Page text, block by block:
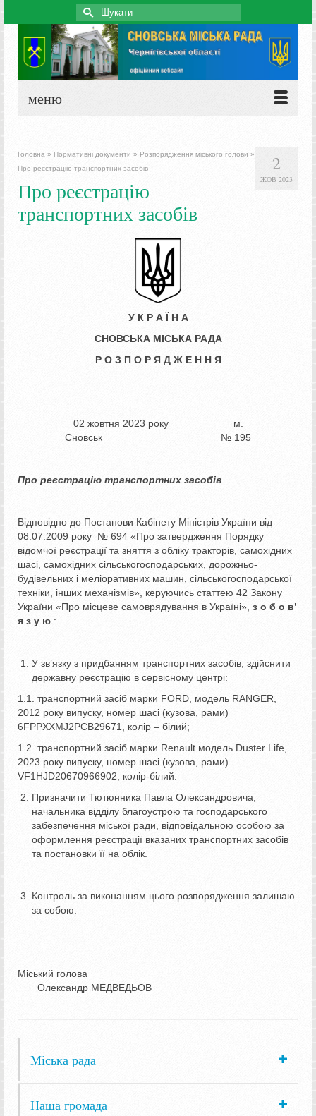
Search
for:
меню
2
ЖОВ 2023
Головна » Нормативні документи » Розпорядження міського голови »
Про реєстрацію транспортних засобів
Про реєстрацію
транспортних засобів
У К Р А Ї Н А
СНОВСЬКА МІСЬКА РАДА
Р О З П О Р Я Д Ж Е Н Н Я
02 жовтня 2023 року м.
Сновськ № 195
Про реєстрацію транспортних засобів
Відповідно до Постанови Кабінету Міністрів України від
08.07.2009 року № 694 «Про затвердження Порядку
відомчої реєстрації та зняття з обліку тракторів, самохідних
шасі, самохідних сільськогосподарських, дорожньо-
будівельних і меліоративних машин, сільськогосподарської
техніки, інших механізмів», керуючись статтею 42 Закону
України «Про місцеве самоврядування в Україні», з о б о в’
я з у ю :
У зв’язку з придбанням транспортних засобів, здійснити
державну реєстрацію в сервісному центрі:
1.1. транспортний засіб марки FORD, модель RANGER,
2012 року випуску, номер шасі (кузова, рами)
6FPPXXMJ2PCB29671, колір – білий;
1.2. транспортний засіб марки Renault модель Duster Life,
2023 року випуску, номер шасі (кузова, рами)
VF1HJD20670966902, колір-білий.
Призначити Тютюнника Павла Олександровича,
начальника відділу благоустрою та господарського
забезпечення міської ради, відповідальною особою за
оформлення реєстрації вказаних транспортних засобів
та постановки її на облік.
Контроль за виконанням цього розпорядження залишаю
за собою.
Міський голова
Олександр МЕДВЕДЬОВ
Міська рада
Наша громада